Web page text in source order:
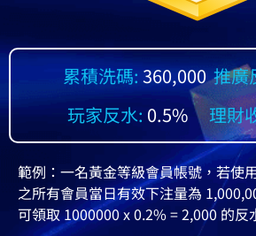
累積洗碼: 360,000推廣
玩家反水: 0.5% 理財
範例：一名黃金等級會員帳號，若使
之所有會員當日有效下注量為
可領取 1000000 x 0.2% = 2,000 的反